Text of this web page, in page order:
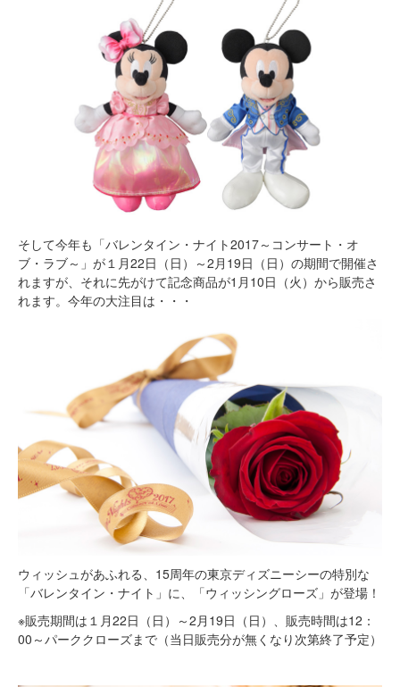
そして今年も「バレンタイン・ナイト2017～コンサート・オ
ブ・ラブ～」が１月22日（日）～2月19日（日）の期間で開催さ
れますが、それに先がけて記念商品が1月10日（火）から販売さ
れます。今年の大注目は・・・
ウィッシュがあふれる、15周年の東京ディズニーシーの特別な
「バレンタイン・ナイト」に、「ウィッシングローズ」が登場！
※販売期間は１月22日（日）～2月19日（日）、販売時間は12：
00～パーククローズまで（当日販売分が無くなり次第終了予定）